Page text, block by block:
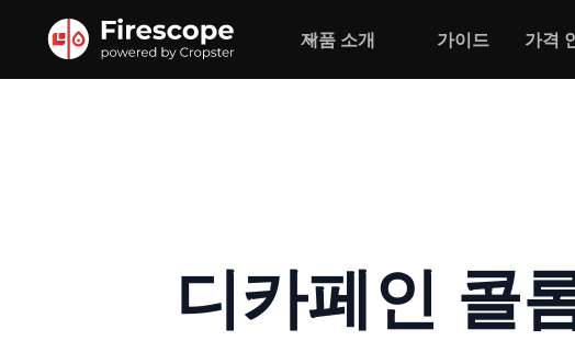
제품 소개 가이드 가격
디카페인 콜